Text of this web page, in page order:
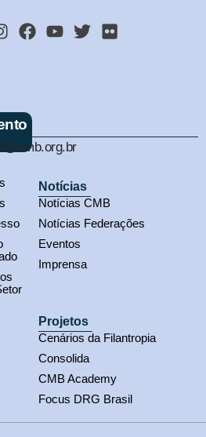
Notícias
Notícias CMB
Notícias Federações
Eventos
Imprensa
Projetos
Cenários da Filantropia
Consolida
CMB Academy
Focus DRG Brasil